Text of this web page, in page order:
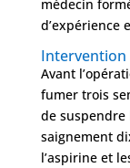
médecin
d’expérience
Avant
fumer trois
de suspendre
saignement
l’aspirine et